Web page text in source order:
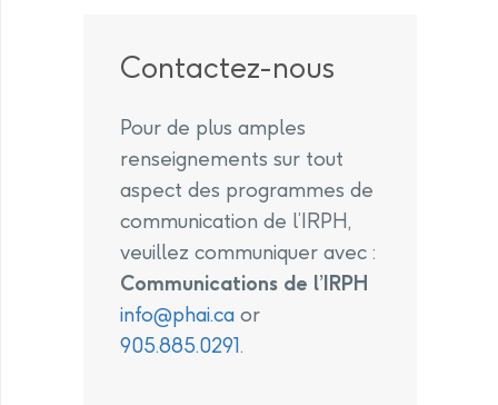
Contactez-nous
Pour de plus amples
renseignements sur tout
aspect des programmes de
communication de l’IRPH,
veuillez communiquer avec :
Communications de l’IRPH
info@phai.ca or
905.885.0291.